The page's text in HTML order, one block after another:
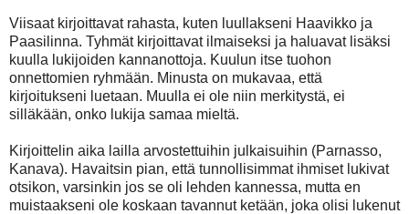
Viisaat kirjoittavat rahasta, kuten luullakseni Haavikko ja
Paasilinna. Tyhmät kirjoittavat ilmaiseksi ja haluavat lisäksi
kuulla lukijoiden kannanottoja. Kuulun itse tuohon
onnettomien ryhmään. Minusta on mukavaa, että
kirjoitukseni luetaan. Muulla ei ole niin merkitystä, ei
silläkään, onko lukija samaa mieltä.
Kirjoittelin aika lailla arvostettuihin julkaisuihin (Parnasso,
Kanava). Havaitsin pian, että tunnollisimmat ihmiset lukivat
otsikon, varsinkin jos se oli lehden kannessa, mutta en
muistaakseni ole koskaan tavannut ketään, joka olisi lukenut